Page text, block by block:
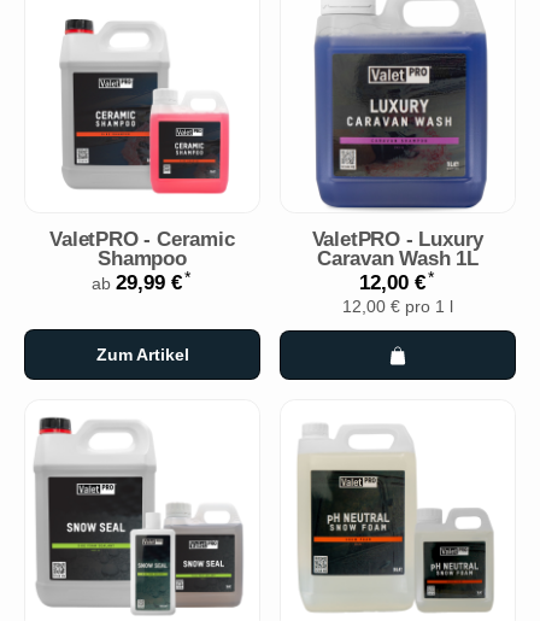
ValetPRO - Ceramic
Shampoo
ab 29,99 €*
Zum Artikel
ValetPRO - Luxury
Caravan Wash 1L
12,00 €*
12,00 € pro 1 l